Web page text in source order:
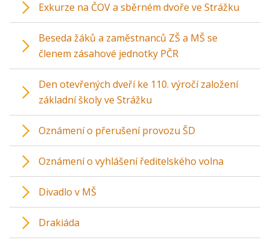
Exkurze na ČOV a sběrném dvoře ve Strážku
Beseda žáků a zaměstnanců ZŠ a MŠ se
členem zásahové jednotky PČR
Den otevřených dveří ke 110. výročí založení
základní školy ve Strážku
Oznámení o přerušení provozu ŠD
Oznámení o vyhlášení ředitelského volna
Divadlo v MŠ
Drakiáda